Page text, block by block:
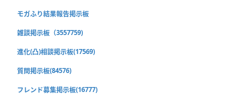
モガふり結果報告掲示板
雑談掲示板（3557759)
進化(凸)相談掲示板(17569)
質問掲示板(84576)
フレンド募集掲示板(16777)